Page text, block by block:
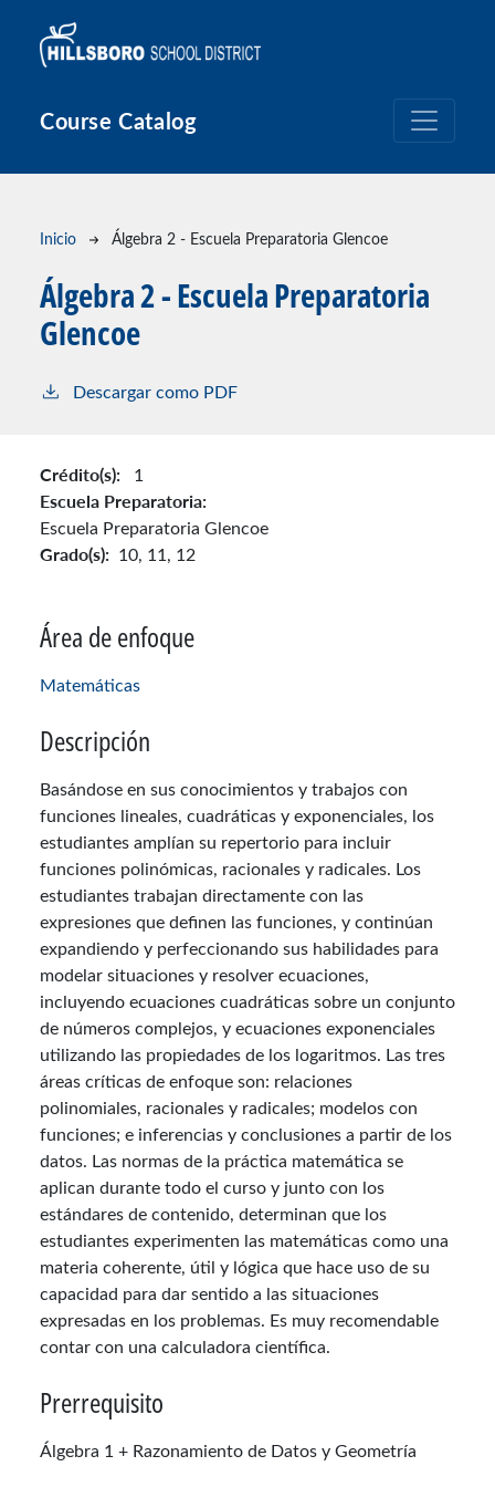
Course Catalog
Ruta de navegación
Inicio Álgebra 2 - Escuela Preparatoria Glencoe
Álgebra 2 - Escuela Preparatoria
Glencoe
Descargar como PDF
Crédito(s): 1
Escuela Preparatoria:
Escuela Preparatoria Glencoe
Grado(s): 10, 11, 12
Área de enfoque
Matemáticas
Descripción
Basándose en sus conocimientos y trabajos con
funciones lineales, cuadráticas y exponenciales, los
estudiantes amplían su repertorio para incluir
funciones polinómicas, racionales y radicales. Los
estudiantes trabajan directamente con las
expresiones que definen las funciones, y continúan
expandiendo y perfeccionando sus habilidades para
modelar situaciones y resolver ecuaciones,
incluyendo ecuaciones cuadráticas sobre un conjunto
de números complejos, y ecuaciones exponenciales
utilizando las propiedades de los logaritmos. Las tres
áreas críticas de enfoque son: relaciones
polinomiales, racionales y radicales; modelos con
funciones; e inferencias y conclusiones a partir de los
datos. Las normas de la práctica matemática se
aplican durante todo el curso y junto con los
estándares de contenido, determinan que los
estudiantes experimenten las matemáticas como una
materia coherente, útil y lógica que hace uso de su
capacidad para dar sentido a las situaciones
expresadas en los problemas. Es muy recomendable
contar con una calculadora científica.
Prerrequisito
Álgebra 1 + Razonamiento de Datos y Geometría